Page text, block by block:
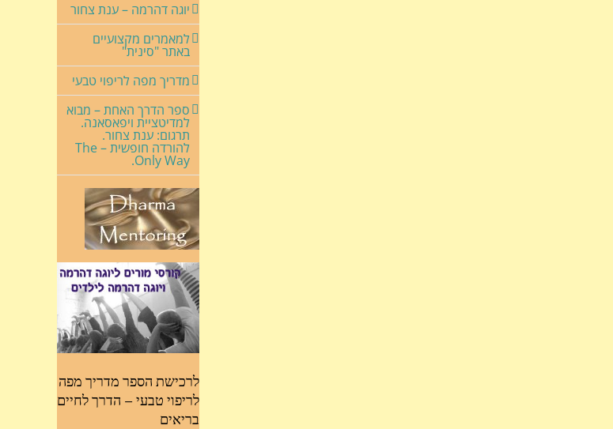
יוגה דהרמה – ענת צחור
למאמרים מקצועיים
באתר "סינית"
מדריך מפה לריפוי טבעי
ספר הדרך האחת – מבוא
למדיטציית ויפאסאנה.
תרגום: ענת צחור.
להורדה חופשית – The
Only Way.
לרכישת הספר מדריך מפה
לריפוי טבעי – הדרך לחיים
בריאים